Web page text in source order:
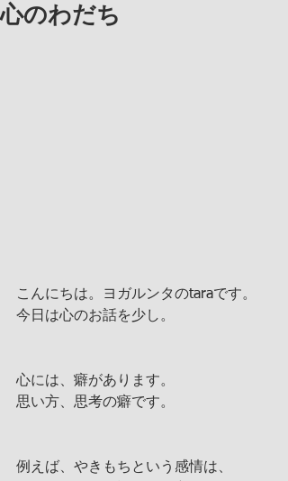
心のわだち
こんにちは。ヨガルンタのtaraです。
今日は心のお話を少し。
心には、癖があります。
思い方、思考の癖です。
例えば、やきもちという感情は、